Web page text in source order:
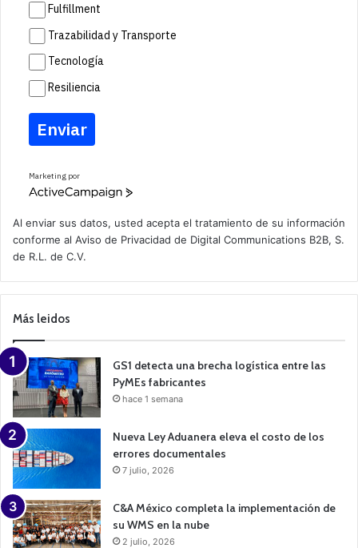
Fulfillment
Trazabilidad y Transporte
Tecnología
Resiliencia
Enviar
Marketing por
A
v
e
a
m
a
n
Al enviar sus datos, usted acepta el tratamiento de su información
conforme al Aviso de Privacidad de Digital Communications B2B, S.
de R.L. de C.V.
Más leidos
GS1 detecta una brecha logística entre las
PyMEs fabricantes
hace 1 semana
Nueva Ley Aduanera eleva el costo de los
errores documentales
7 julio, 2026
C&A México completa la implementación de
su WMS en la nube
2 julio, 2026